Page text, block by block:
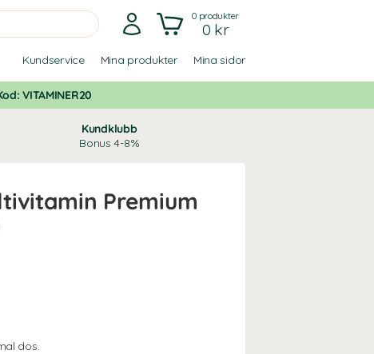
0produkter
0 kr
Kundservice Mina produkter Mina sidor
VITAMINER20
Kundklubb
Bonus 4-8%
Premium
dos.